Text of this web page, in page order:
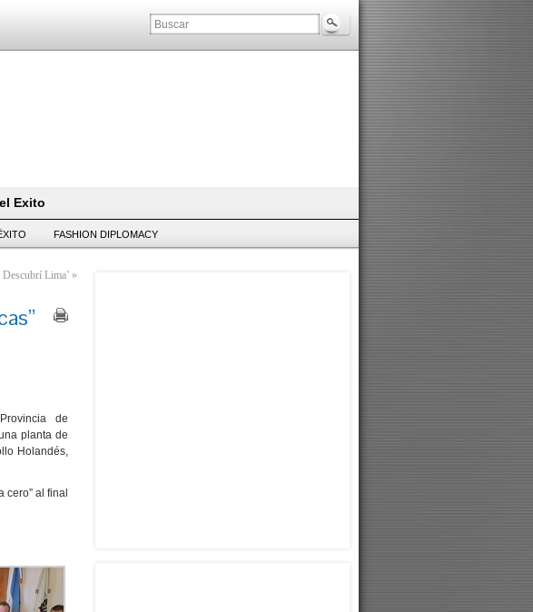
Exito
FASHION DIPLOMACY
Descubrí Lima’ »
de
planta de
Holandés,
cero” al final